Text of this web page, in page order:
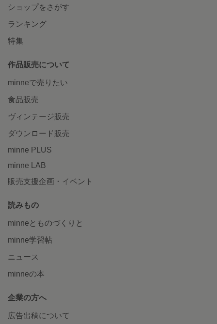
ショップをさがす
ランキング
特集
作品販売について
minneで売りたい
食品販売
ヴィンテージ販売
ダウンロード販売
minne PLUS
minne LAB
販売支援企画・イベント
読みもの
minneとものづくりと
minne学習帖
ニュース
minneの本
企業の方へ
広告出稿について